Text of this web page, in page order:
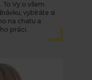
Vy o všem
vybíráte si
na chatu a
práci.